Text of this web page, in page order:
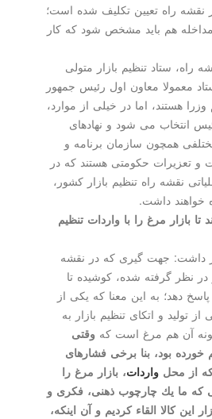
تعیین تكلیف شده است؛
باید مشخص شود كه كار
تنظیم بازار متولی
معاون اول رئیس جمهور
اما در خیلی از موارد،
می شود و نهادهای
سازمان برنامه و
حكومتی هستند كه در
راه تنظیم بازار كشور،
داشت.
مرغ را با واردات تنظیم
جهت گیری كه در نقشه
گرفته شده، كوشیده تا
به این معنا كه یكی از
و اتكای تنظیم بازار به
هم مرغ است كهوقتی
بنا برخی فشارهای
واردات، بازار مرغ را
یك چارچوب ذهنی، فكری و
القاء كردیم و آن اینكه،